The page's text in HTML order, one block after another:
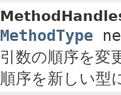
MethodType
引数の順序を変
順序を新しい型